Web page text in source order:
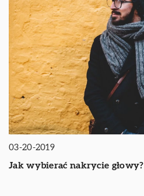
03-20-2019
Jak wybierać nakrycie głowy?